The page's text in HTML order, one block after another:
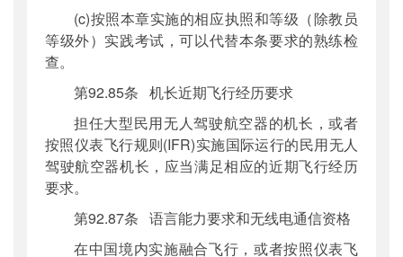
(c)按照本章实施的相应执照和等级（除教员
等级外）实践考试，可以代替本条要求的熟练检
查。
第92.85条 机长近期飞行经历要求
担任大型民用无人驾驶航空器的机长，或者
按照仪表飞行规则(IFR)实施国际运行的民用无人
驾驶航空器机长，应当满足相应的近期飞行经历
要求。
第92.87条 语言能力要求和无线电通信资格
在中国境内实施融合飞行，或者按照仪表飞